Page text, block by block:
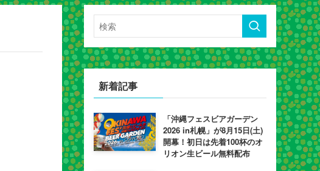
新着記事
「沖縄フェスビアガーデン
2026 in札幌」が8月15日(土)
開幕！初日は先着100杯のオ
リオン生ビール無料配布